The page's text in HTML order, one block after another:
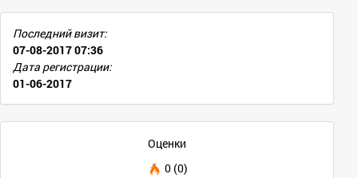
Последний визит:
07-08-2017 07:36
Дата регистрации:
01-06-2017
Оценки
0 (0)